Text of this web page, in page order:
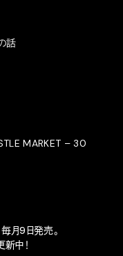
話
MARKET – 30
月9日発売。
中！